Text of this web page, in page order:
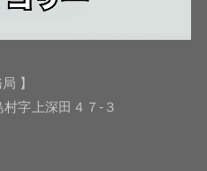
】
字上深田４７-３